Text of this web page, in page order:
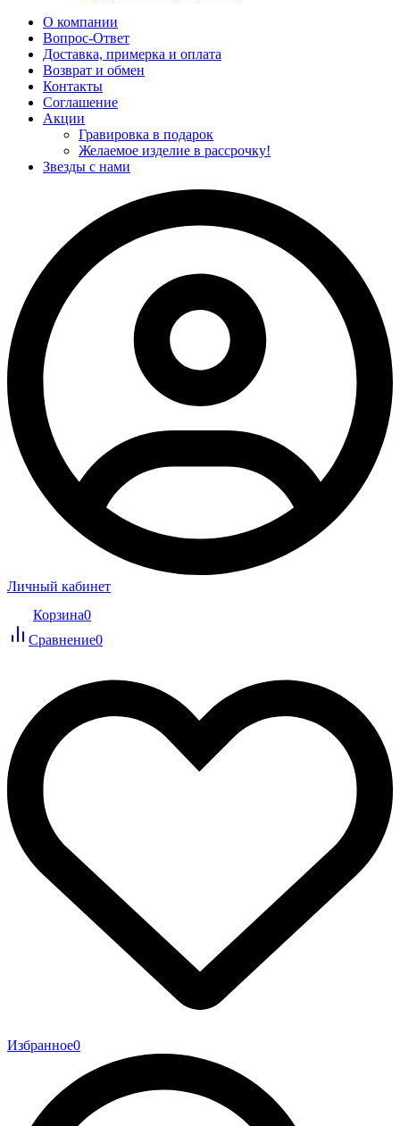
О компании
Вопрос-Ответ
Доставка, примерка и оплата
Возврат и обмен
Контакты
Соглашение
Акции
Гравировка в подарок
Желаемое изделие в рассрочку!
Звезды с нами
Личный кабинет
Корзина0
Сравнение0
Избранное0